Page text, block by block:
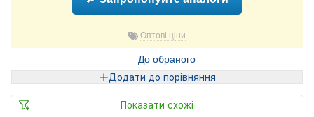
Оптові ціни
До обраного
Додати до порівняння
Показати схожі